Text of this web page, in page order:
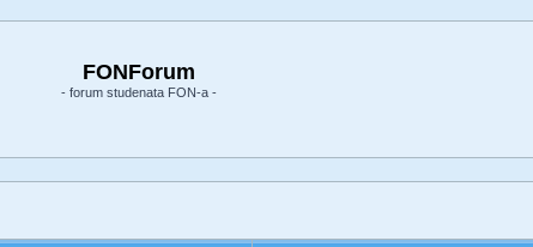
FONForum
- forum studenata FON-a -